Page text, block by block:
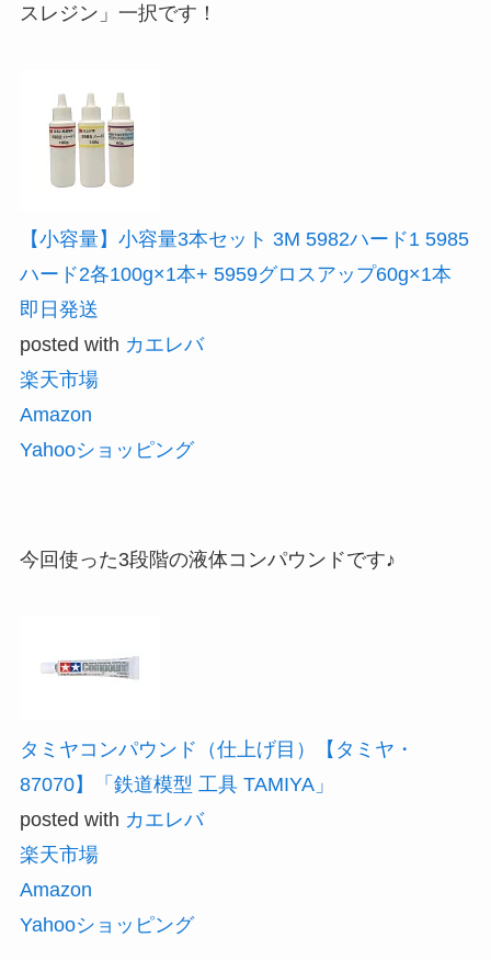
スレジン」一択です！
【小容量】小容量3本セット 3M 5982ハード1 5985
ハード2各100g×1本+ 5959グロスアップ60g×1本
即日発送
posted with カエレバ
楽天市場
Amazon
Yahooショッピング
今回使った3段階の液体コンパウンドです♪
タミヤコンパウンド（仕上げ目）【タミヤ・
87070】「鉄道模型 工具 TAMIYA」
posted with カエレバ
楽天市場
Amazon
Yahooショッピング